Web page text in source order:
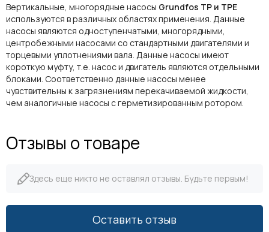
Вертикальные, многорядные насосы Grundfos TP и TPE
используются в различных областях применения. Данные
насосы являются одноступенчатыми, многорядными,
центробежными насосами со стандартными двигателями и
торцевыми уплотнениями вала. Данные насосы имеют
короткую муфту, т.е. насос и двигатель являются отдельными
блоками. Соответственно данные насосы менее
чувствительны к загрязнениям перекачиваемой жидкости,
чем аналогичные насосы с герметизированным ротором.
Отзывы о товаре
Здесь еще никто не оставлял отзывы. Будьте первым!
Оставить отзыв